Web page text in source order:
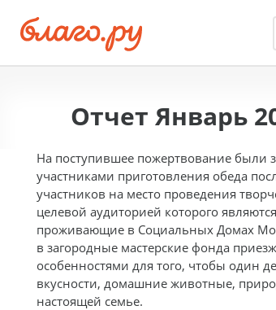
Отчет Январь
На поступившее пожертвование были
участниками приготовления обеда
участников на место проведения
целевой аудиторией которого
проживающие в Социальных Домах
в загородные мастерские фонда
особенностями для того, чтобы один
вкусности, домашние животные,
настоящей семье.